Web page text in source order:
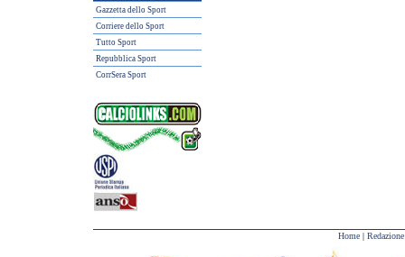
Gazzetta dello Sport
Corriere dello Sport
Tutto Sport
Repubblica Sport
CorrSera Sport
Home| Redazione